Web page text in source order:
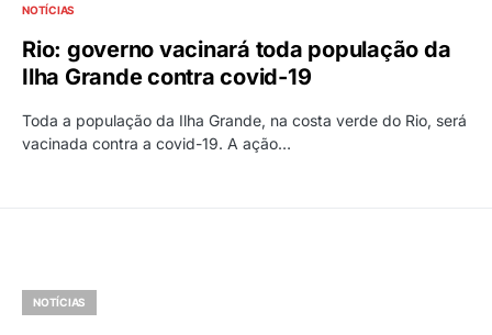
NOTÍCIAS
Rio: governo vacinará toda população da
Ilha Grande contra covid-19
Toda a população da Ilha Grande, na costa verde do Rio, será
vacinada contra a covid-19. A ação…
NOTÍCIAS